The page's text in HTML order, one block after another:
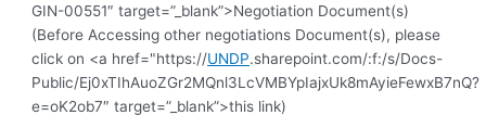
GIN-00551″ target=”_blank”>Negotiation Document(s)
(Before Accessing other negotiations Document(s), please
click on <a href="https://UNDP.sharepoint.com/:f:/s/Docs-
Public/Ej0xTIhAuoZGr2MQnl3LcVMBYpIajxUk8mAyieFewxB7nQ?
e=oK2ob7″ target=”_blank”>this link)